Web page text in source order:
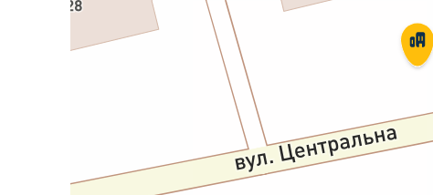
Доставка за межі України
Прийом вантажів